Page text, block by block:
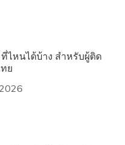
ไหนได้บ้าง สำหรับผู้ติด
ย